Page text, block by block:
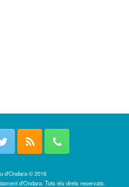
d'Ondara © 2016
d'Ondara. Tots els drets reservats.